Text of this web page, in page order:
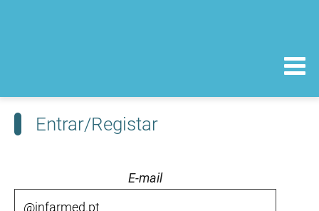
Entrar/Registar
E-mail